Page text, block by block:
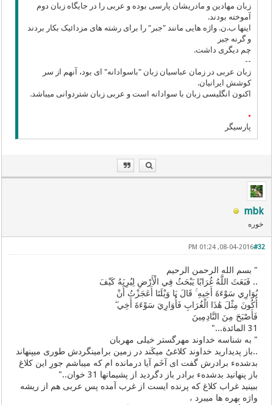
زبان مهادین و مادریشان پارسی بوده و عربی را در جایگاه زبان دوم
آموخته بودند.
اینها ب.ن. واژه هایی مانند "جبر" را برای رشته های مزدائیک بکار بردند
و گرنه جبر
چم دیگری داشت.
--
زبان عربی در زمان عباسیان زبان "باسوادانه" ای بود، آنهم از سر
کوشش ایرانیان.
اکنون انگلیسی زبان با سوادانه است و عربی زبان شتردوانی میباشد.
•
پارسیگر
mbk
خوره
#32
08-04-2016, 01:24 PM
" بسم الله الرحمن الرحیم
.. ﻓَﺒَﻌَﺚَ ﺍﻟﻠَّﻪُ ﻏُﺮَﺍﺑًﺎ ﻳَﺒْﺤَﺚُ ﻓِﻲ ﺍﻟْﺄَﺭْﺽِ ﻟِﻴُﺮِﻳَﻪُ ﻛَﻴْﻒَ
ﻳُﻮَﺍﺭِﻱ ﺳَﻮْﺀَﺓَ ﺃَﺧِﻴﻪِ ۚ ﻗَﺎﻝَ ﻳَﺎ ﻭَﻳْﻠَﺘَﺎ ﺃَﻋَﺠَﺰْﺕُ ﺃَﻥْ
ﺃَﻛُﻮﻥَ ﻣِﺜْﻞَ ﻫَٰﺬَﺍ ﺍﻟْﻐُﺮَﺍﺏِ ﻓَﺄُﻭَﺍﺭِﻱَ ﺳَﻮْﺀَﺓَ ﺃَﺧِﻲ ۖ
ﻓَﺄَﺻْﺒَﺢَ ﻣِﻦَ ﺍﻟﻨَّﺎﺩِﻣِﻴﻦَ
31 ﺍﻟﻤﺎﺋﺪﺓ..."
" به شناسه خداوند مهرگستر خیلی مهربان
..باز پدیدارید خداوند کلاغیُ میکَند در زمین برامینگردش طوری میپنهاند
بدشدهء برادرش گفت ای آخَم آیا درمانده ام که میباشم جورِ این کلاغ
باز پنهانید بدشدهء برادر باز دگردید از پشیمانها 31 خوان.."
ببینید غراب کلاغ که پرنده ایست از غرب آمده پس عربی هم از ریشه
واژه بهره ها میبرد ،